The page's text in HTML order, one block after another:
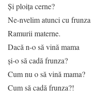
Şi ploiţa cerne?
Ne-nvelim atunci cu frunza
Ramurii materne.
Dacă n-o să vină mama
şi-o să cadă frunza?
Cum nu o să vină mama?
Cum să cadă frunza?!